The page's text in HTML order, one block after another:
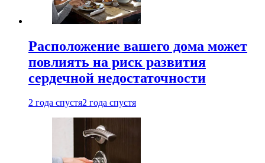
Расположение вашего дома может
повлиять на риск развития
сердечной недостаточности
2 года спустя2 года спустя